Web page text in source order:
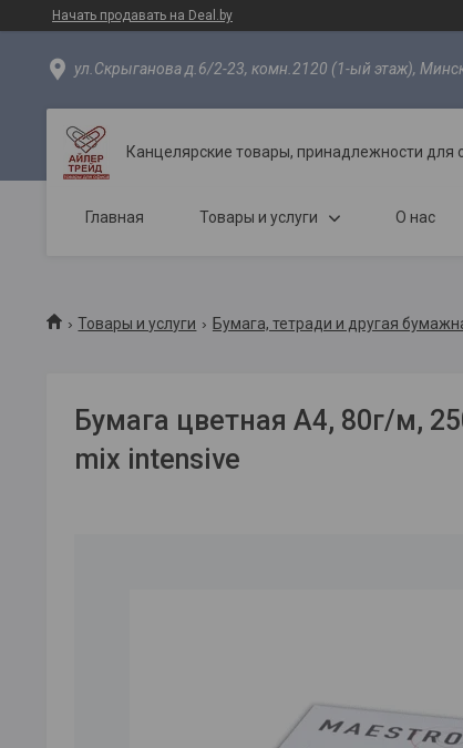
Начать продавать на Deal.by
ул.Скрыганова д.6/2-23, комн.2120 (1-ый этаж),
Канцелярские товары, принадлежности для
Главная Товары и услуги О нас
Товары и услуги Бумага, тетради и другая
Бумага цветная A4, 80г/м,
mix intensive